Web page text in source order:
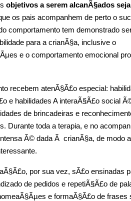
objetivos a serem alcanÃ§ados
os pais acompanhem de perto o
comportamento tem demonstrado
para a crianÃ§a, inclusive o
e o comportamento emocional
recebem atenÃ§Ã£o especial:
e habilidades A interaÃ§Ã£o social
de brincadeiras e
Durante toda a terapia, e no
Ã© dada Ã crianÃ§a, de modo
por sua vez, sÃ£o ensinadas
de pedidos e repetiÃ§Ã£o de
e formaÃ§Ã£o de frases